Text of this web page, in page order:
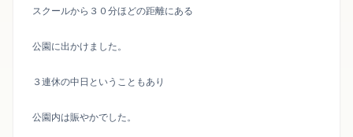
スクールから３０分ほどの距離にある
公園に出かけました。
３連休の中日ということもあり
公園内は賑やかでした。